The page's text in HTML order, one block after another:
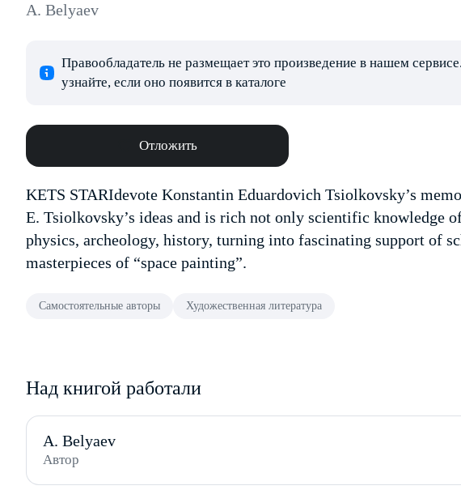
A. Belyaev
Правообладатель не размещает это произведение в нашем
узнайте, если оно появится в каталоге
Отложить
KETS STARIdevote Konstantin Eduardovich Tsiolkovsky’s
E. Tsiolkovsky’s ideas and is rich not only scientific knowledge
physics, archeology, history, turning into fascinating support of
masterpieces of “space painting”.
Самостоятельные авторы Художественная литература
Над книгой работали
A. Belyaev
Автор